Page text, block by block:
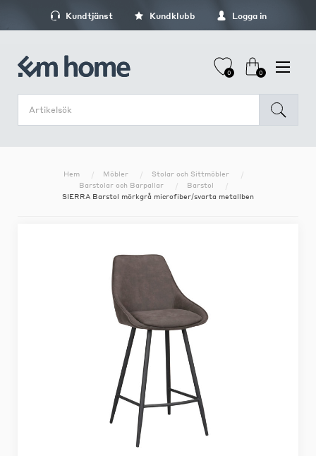
Kundtjänst Kundklubb Logga in
0 0
Hem Möbler
Stolar och Sittmöbler
Barstolar och Barpallar
Barstol
SIERRA Barstol mörkgrå microfiber/svarta metallben